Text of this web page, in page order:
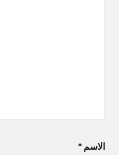
الاسم *